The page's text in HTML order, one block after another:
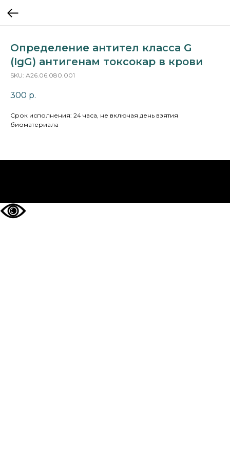
Определение антител класса G
(IgG) антигенам токсокар в крови
SKU: А26.06.080.001
300 р.
Срок исполнения: 24 часа, не включая день взятия
биоматериала